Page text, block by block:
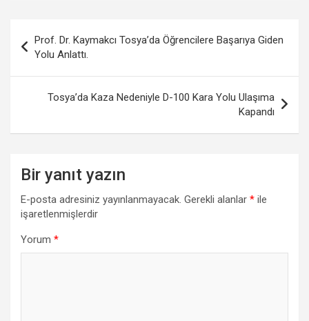
gezinmesi
Prof. Dr. Kaymakcı Tosya’da Öğrencilere Başarıya Giden
Yolu Anlattı.
Tosya’da Kaza Nedeniyle D-100 Kara Yolu Ulaşıma
Kapandı
Bir yanıt yazın
E-posta adresiniz yayınlanmayacak. Gerekli alanlar * ile
işaretlenmişlerdir
Yorum *